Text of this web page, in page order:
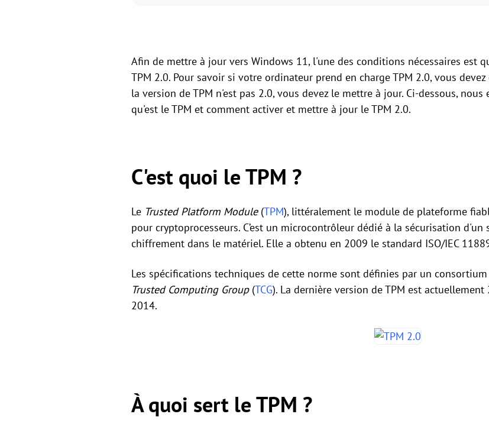
Afin de mettre à jour vers Windows 11, l'une des conditions nécessaires est
TPM 2.0. Pour savoir si votre ordinateur prend en charge TPM 2.0, vous
la version de TPM n'est pas 2.0, vous devez le mettre à jour. Ci-dessous,
qu'est le TPM et comment activer et mettre à jour le TPM 2.0.
C'est quoi le TPM ?
Le Trusted Platform Module(TPM), littéralement le module de plateforme
pour cryptoprocesseurs. C’est un microcontrôleur dédié à la sécurisation
chiffrement dans le matériel. Elle a obtenu en 2009 le standard ISO/IEC
Les spécifications techniques de cette norme sont définies par un
Trusted Computing Group(TCG). La dernière version de TPM est
2014.
À quoi sert le TPM ?